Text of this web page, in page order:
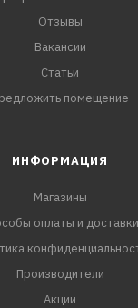
Отзывы
Вакансии
Статьи
помещение
ИНФОРМАЦИЯ
Магазины
оплаты и доставки
Производители
Акции